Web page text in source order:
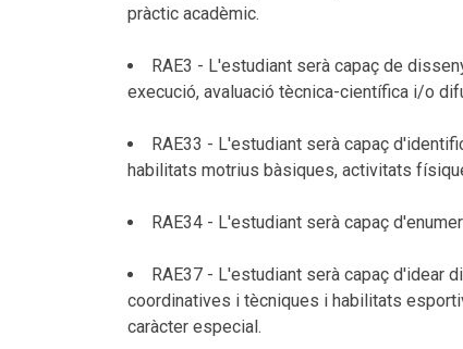
pràctic acadèmic.
RAE3 - L'estudiant serà capaç de
execució, avaluació tècnica-científica i/o
RAE33 - L'estudiant serà capaç
habilitats motrius bàsiques, activitats
RAE34 - L'estudiant serà capaç
RAE37 - L'estudiant serà capaç d'idear
coordinatives i tècniques i habilitats
caràcter especial.